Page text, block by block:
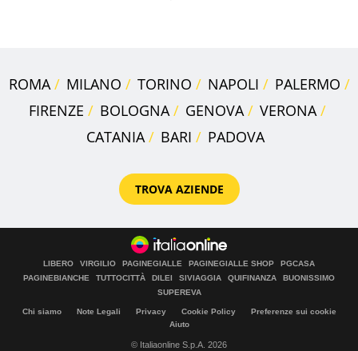
ROMA MILANO TORINO NAPOLI
PALERMO
FIRENZE
BOLOGNA GENOVA
VERONA
CATANIA
BARI PADOVA
TROVA AZIENDE
LIBERO VIRGILIO PAGINEGIALLE PAGINEGIALLE SHOP
PGCASA
PAGINEBIANCHE
TUTTOCITTÀ DILEI SIVIAGGIA QUIFINANZA
BUONISSIMO
SUPEREVA
Chi siamo Note Legali Privacy Cookie Policy
Preferenze sui cookie
Aiuto
© Italiaonline S.p.A. 2026